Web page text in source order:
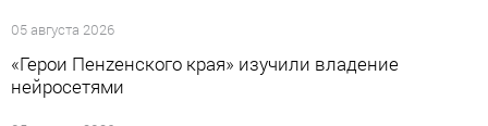
05 августа 2026
«Герои Пенzенского края» изучили владение
нейросетями